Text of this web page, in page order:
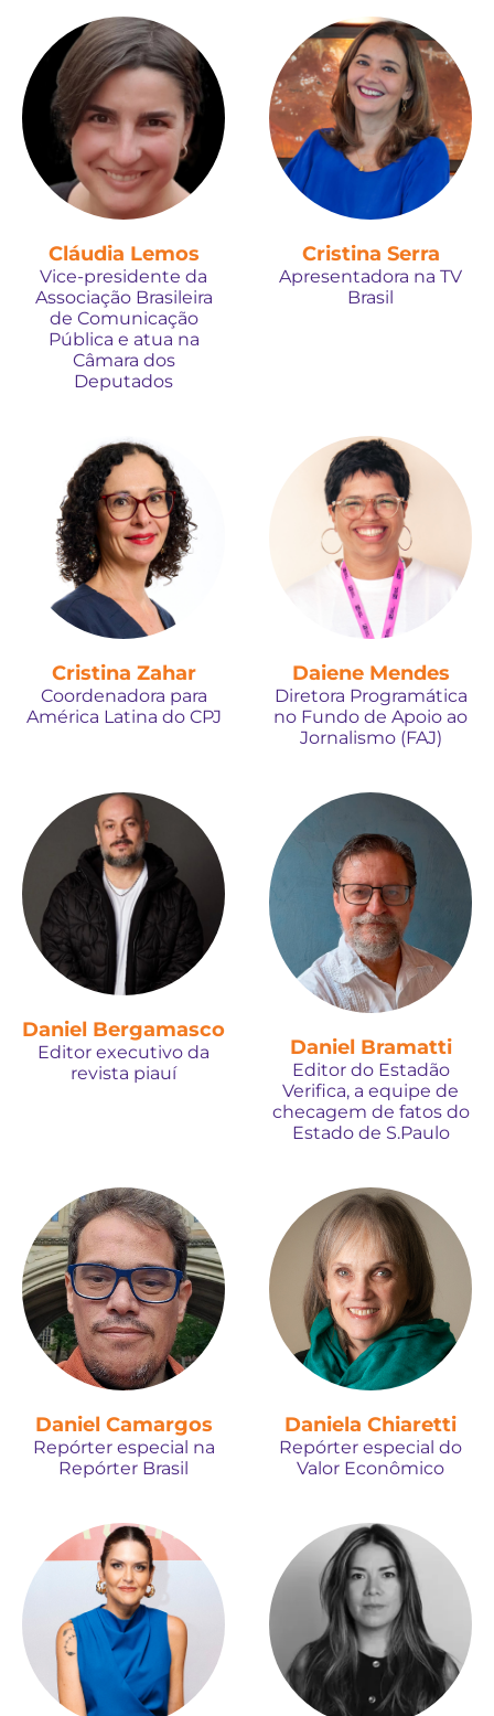
Cláudia Lemos
Vice-presidente da
Associação Brasileira
de Comunicação
Pública e atua na
Câmara dos
Deputados
Cristina Serra
Apresentadora na TV
Brasil
Cristina Zahar
Coordenadora para
América Latina do CPJ
Daiene Mendes
Diretora Programática
no Fundo de Apoio ao
Jornalismo (FAJ)
Daniel Bergamasco
Editor executivo da
revista piauí
Daniel Bramatti
Editor do Estadão
Verifica, a equipe de
checagem de fatos do
Estado de S.Paulo
Daniel Camargos
Repórter especial na
Repórter Brasil
Daniela Chiaretti
Repórter especial do
Valor Econômico